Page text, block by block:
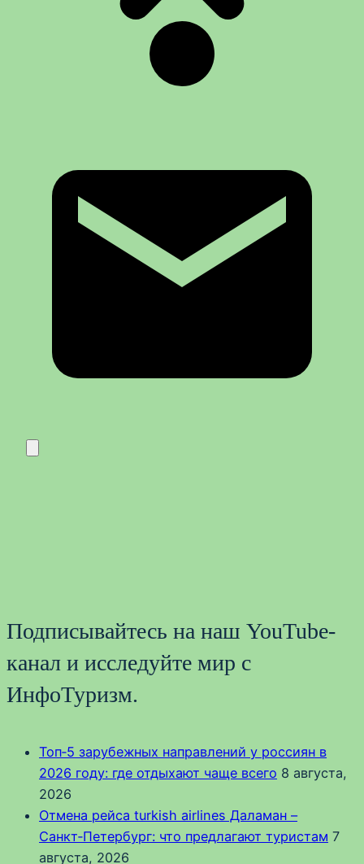
Подписывайтесь на наш YouTube-
канал и исследуйте мир с
ИнфоТуризм.
Топ‑5 зарубежных направлений у россиян в
2026 году: где отдыхают чаще всего 8 августа,
2026
Отмена рейса turkish airlines Даламан –
Санкт‑Петербург: что предлагают туристам 7
августа, 2026